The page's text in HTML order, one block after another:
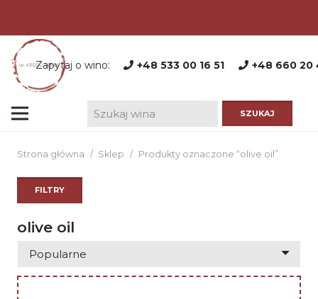
Zapytaj o wino: +48 533 00 16 51 +48 660 20
Strona główna / Sklep / Produkty oznaczone “olive oil”
olive oil
FILTRY